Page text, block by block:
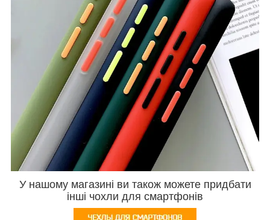
У нашому магазині ви також можете придбати
інші чохли для смартфонів